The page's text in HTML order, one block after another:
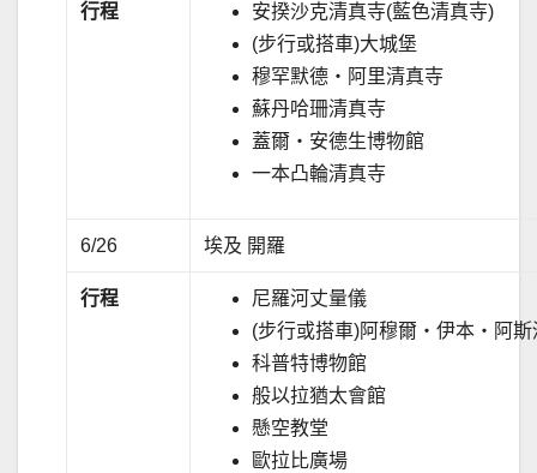
行程
安揆沙克清真寺(藍色清真寺)
(步行或搭車)大城堡
穆罕默德‧阿里清真寺
蘇丹哈珊清真寺
蓋爾‧安德生博物館
一本凸輪清真寺
6/26 埃及 開羅
行程
尼羅河丈量儀
(步行或搭車)阿穆爾‧伊本‧阿斯
科普特博物館
般以拉猶太會館
懸空教堂
歐拉比廣場